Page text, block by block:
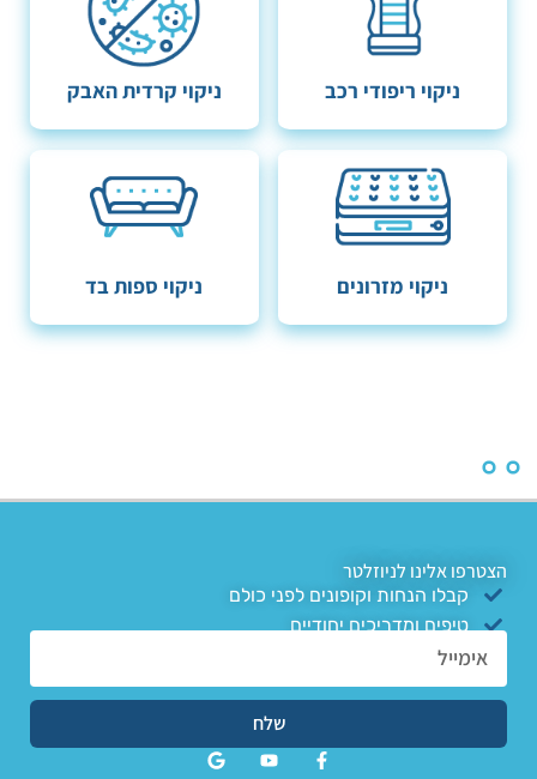
ניקוי ריפודי רכב ניקוי קרדית האבק
ניקוי מזרונים ניקוי ספות בד
הצטרפו אלינו לניוזלטר
קבלו הנחות וקופונים לפני כולם
טיפים ומדריכים יחודיים
שלח